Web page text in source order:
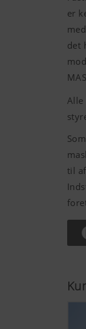
er
det
Alle
til